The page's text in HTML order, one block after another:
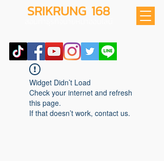
SRIKRUNG 168
Widget Didn’t Load
Check your internet and refresh
this page.
If that doesn’t work, contact us.